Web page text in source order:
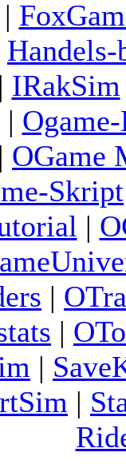
|
Handels-
| IRakSim
|
| OGame
Skript
|
|
|
|
|